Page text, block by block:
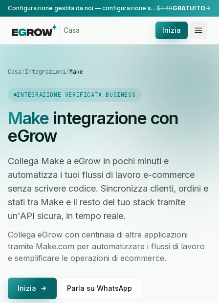
Configurazione gestita da noi — configurazione standard, eseguita dal nostro team.$149GRATUITO
Casa Inizia
Casa/Integrazioni/Make
INTEGRAZIONE VERIFICATA ·BUSINESS
Makeintegrazione con
eGrow
Collega Make a eGrow in pochi minuti e
automatizza i tuoi flussi di lavoro e-commerce
senza scrivere codice. Sincronizza clienti, ordini e
stati tra Make e il resto del tuo stack tramite
un'API sicura, in tempo reale.
Collega eGrow con centinaia di altre applicazioni
tramite Make.com per automatizzare i flussi di lavoro
e semplificare le operazioni di ecommerce.
Inizia Parla su WhatsApp